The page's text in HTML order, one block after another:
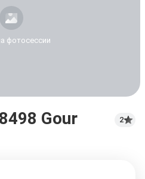
фотосессии
Gour
2